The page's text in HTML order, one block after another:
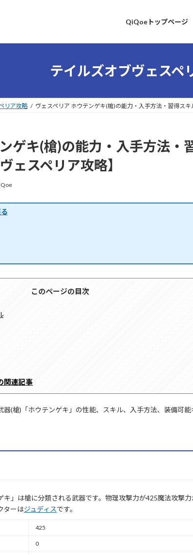
QiQoeトップページ
テイルズオブヴェスペ
リア攻略 ヴェスペリア ホウテンゲキ(槍)の能力・入手方法・習得スキ
ゲキ(槍)の能力・入手方法・
ェスペリア攻略】
このページの目次
関連記事
(槍)「ホウテンゲキ」の性能、スキル、入手方法、装備可能
」は槍に分類される武器です。物理攻撃力が425魔法攻撃
ターはジュディスです。
425
0